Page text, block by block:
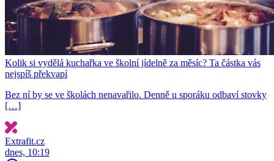
Kolik si vydělá kuchařka ve školní jídelně za měsíc? Ta částka vás
nejspíš překvapí
Bez ní by se ve školách nenavařilo. Denně u sporáku odbaví stovky
[…]
Extrafit.cz
dnes, 10:19